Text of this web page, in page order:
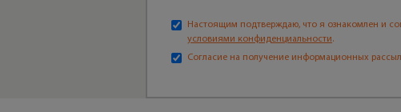
Настоящим подтверждаю, что я ознакомлен и
условиями конфиденциальности.
Согласие на получение информационных